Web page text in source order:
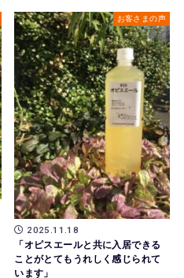
お客さまの声
2025.11.18
「オピスエールと共に入居できる
ことがとてもうれしく感じられて
います」